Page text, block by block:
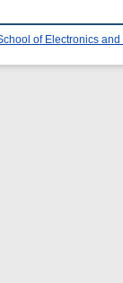
of Electronics